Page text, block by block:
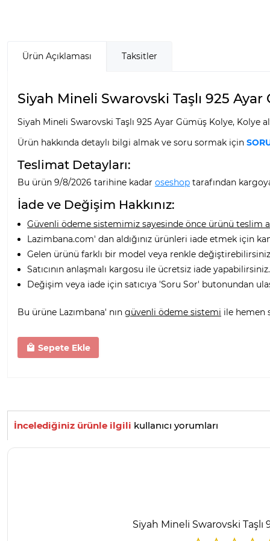
Ürün Açıklaması Taksitler
Siyah Mineli Swarovski Taşlı 925
Siyah Mineli Swarovski Taşlı 925 Ayar Gümüş Kolye, Kolye
Ürün hakkında detaylı bilgi almak ve soru sormak için
Teslimat Detayları:
Bu ürün 9/8/2026 tarihine kadar oseshop tarafından
İade ve Değişim Hakkınız:
Güvenli ödeme sistemimiz sayesinde önce ürünü teslim
Lazimbana.com' dan aldığınız ürünleri iade etmek için
Gelen ürünü farklı bir model veya renkle
Satıcının anlaşmalı kargosu ile ücretsiz iade yapabilirsiniz.
Değişim veya iade için satıcıya 'Soru Sor' butonundan
Bu ürüne Lazımbana' nın güvenli ödeme sistemi ile hemen
Sepete Ekle
İncelediğiniz ürünle ilgili kullanıcı yorumları
Siyah Mineli Swarovski Taşlı